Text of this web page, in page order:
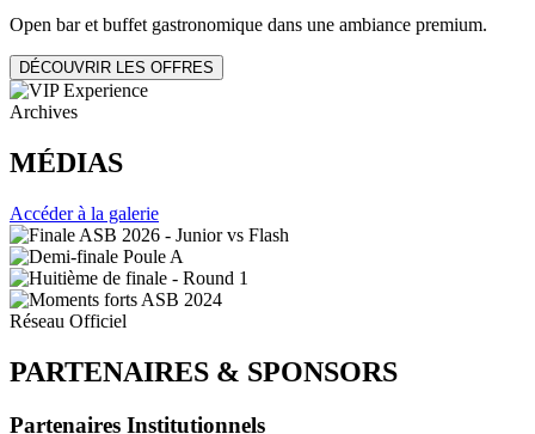
Open bar et buffet gastronomique dans une ambiance premium.
DÉCOUVRIR LES OFFRES
Archives
MÉDIAS
Accéder à la galerie
Réseau Officiel
PARTENAIRES & SPONSORS
Partenaires Institutionnels